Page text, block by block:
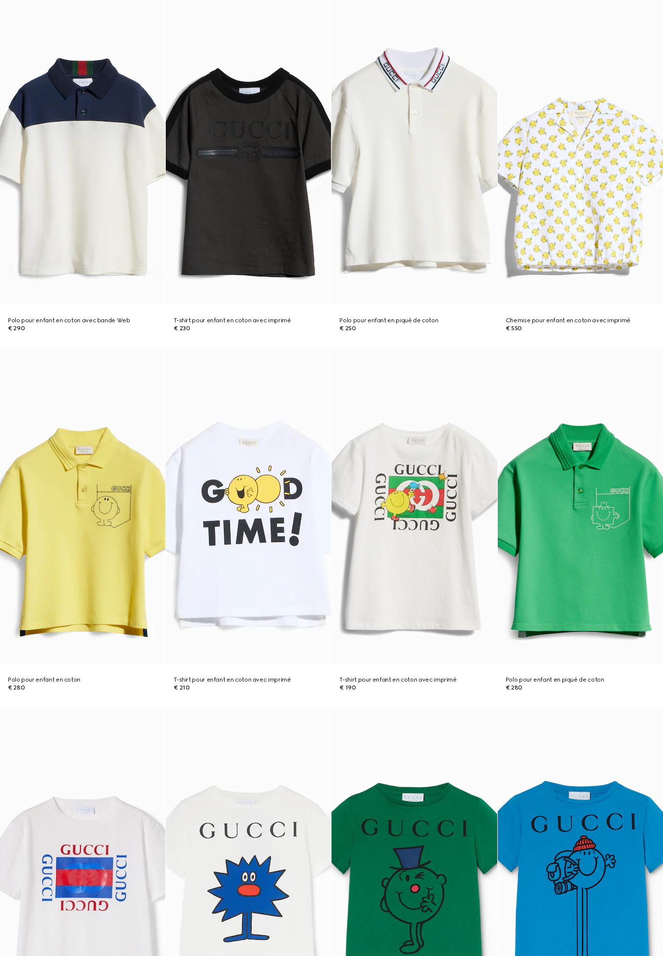
Polo pour enfant en coton avec bande Web
€ 290
T-shirt pour enfant en coton avec imprimé
€ 230
Polo pour enfant en piqué de coton
€ 250
Chemise pour enfant en coton avec imprimé
€ 550
Polo pour enfant en coton
€ 280
T-shirt pour enfant en coton avec imprimé
€ 210
T-shirt pour enfant en coton avec imprimé
€ 190
Polo pour enfant en piqué de coton
€ 280